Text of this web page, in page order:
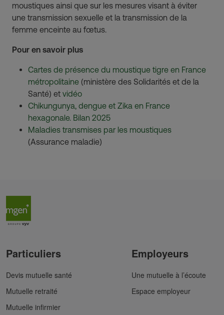
moustiques ainsi que sur les mesures visant à éviter
une transmission sexuelle et la transmission de la
femme enceinte au fœtus.
Pour en savoir plus
Cartes de présence du moustique tigre en France
métropolitaine (ministère des Solidarités et de la
Santé) et vidéo
Chikungunya, dengue et Zika en France
hexagonale. Bilan 2025
Maladies transmises par les moustiques
(Assurance maladie)
Particuliers
Devis mutuelle santé
Mutuelle retraité
Mutuelle infirmier
Employeurs
Une mutuelle à l’écoute
Espace employeur